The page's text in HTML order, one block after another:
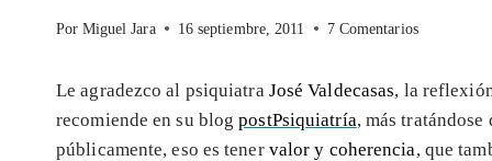
Por Miguel Jara 16 septiembre, 2011 7 Comentarios
Le agradezco al psiquiatra José Valdecasas, la
recomiende en su blogpostPsiquiatría, más
públicamente, eso es tener valor y coherencia, que